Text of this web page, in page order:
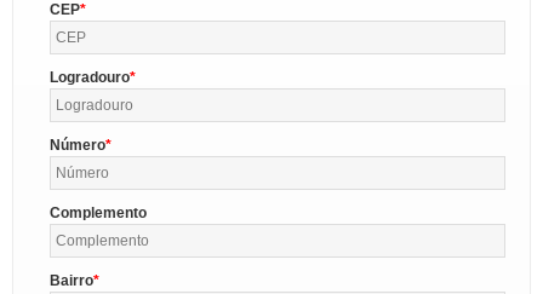
CEP
Logradouro
Número
Complemento
Bairro